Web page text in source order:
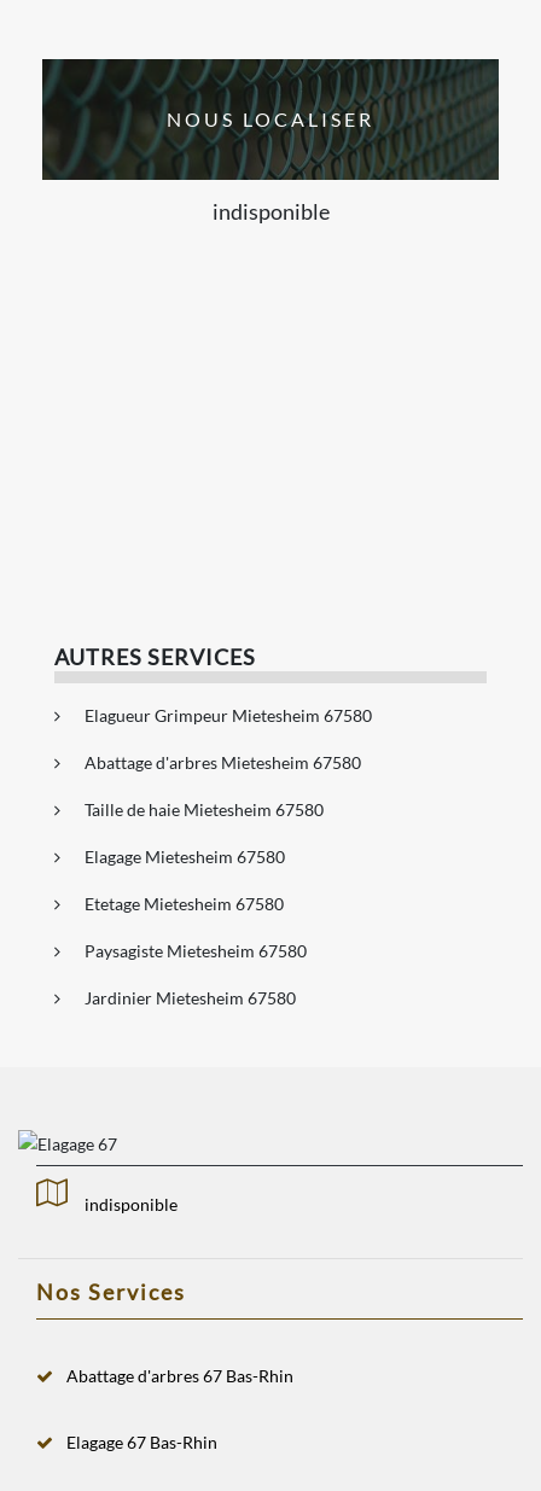
NOUS LOCALISER
indisponible
AUTRES SERVICES
Elagueur Grimpeur Mietesheim 67580
Abattage d'arbres Mietesheim 67580
Taille de haie Mietesheim 67580
Elagage Mietesheim 67580
Etetage Mietesheim 67580
Paysagiste Mietesheim 67580
Jardinier Mietesheim 67580
indisponible
Nos Services
Abattage d'arbres 67 Bas-Rhin
Elagage 67 Bas-Rhin